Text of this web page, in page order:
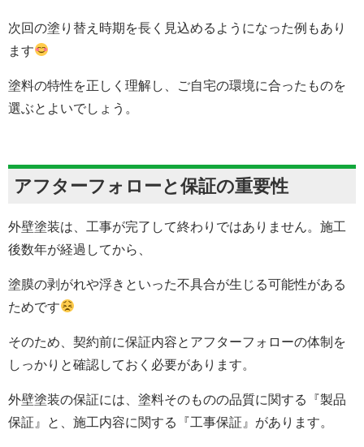
次回の塗り替え時期を長く見込めるようになった例もあり
ます
塗料の特性を正しく理解し、ご自宅の環境に合ったものを
選ぶとよいでしょう。
アフターフォローと保証の重要性
外壁塗装は、工事が完了して終わりではありません。施工
後数年が経過してから、
塗膜の剥がれや浮きといった不具合が生じる可能性がある
ためです
そのため、契約前に保証内容とアフターフォローの体制を
しっかりと確認しておく必要があります。
外壁塗装の保証には、塗料そのものの品質に関する『製品
保証』と、施工内容に関する『工事保証』があります。